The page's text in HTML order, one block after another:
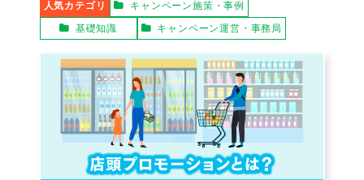
人気カテゴリ
キャンペーン施策・事例
基礎知識
キャンペーン運営・事務局